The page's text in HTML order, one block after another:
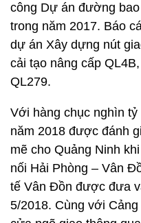
công Dự án đường
trong năm 2017. Báo
dự án Xây dựng nút
cải tạo nâng cấp
QL279.
Với hàng chục nghìn
năm 2018 được đánh
mẽ cho Quảng Ninh
nối Hải Phòng – Vân
tế Vân Đồn được đưa
5/2018. Cùng với